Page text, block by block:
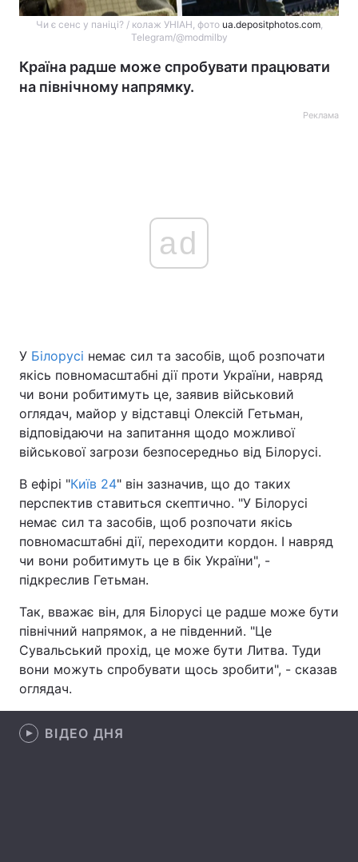
Головна Війна
Україна Політика
Економіка Світ
Техно і зв'язок Лайт
Зброя Інциденти
Здоров'я Туризм
Цікавинки Погода
Регіони
Лонгріди
Відео з Youtube
Чи є сенс у паніці? / колаж УНІАН, фото ua.depositphotos.com,
Telegram/@modmilby
Країна радше може спробувати працювати
на північному напрямку.
Реклама
ad
У Білорусі немає сил та засобів, щоб розпочати
якісь повномасштабні дії проти України, навряд
чи вони робитимуть це, заявив військовий
оглядач, майор у відставці Олексій Гетьман,
відповідаючи на запитання щодо можливої
військової загрози безпосередньо від Білорусі.
В ефірі "Київ 24" він зазначив, що до таких
перспектив ставиться скептично. "У Білорусі
немає сил та засобів, щоб розпочати якісь
повномасштабні дії, переходити кордон. І навряд
чи вони робитимуть це в бік України", -
підкреслив Гетьман.
Так, вважає він, для Білорусі це радше може бути
північний напрямок, а не південний. "Це
Сувальський прохід, це може бути Литва. Туди
вони можуть спробувати щось зробити", - сказав
оглядач.
ВІДЕО ДНЯ